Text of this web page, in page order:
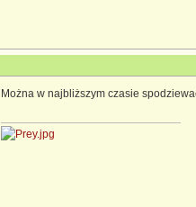
Można w najbliższym czasie